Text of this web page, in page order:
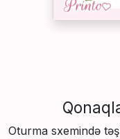
Oturma sxemində